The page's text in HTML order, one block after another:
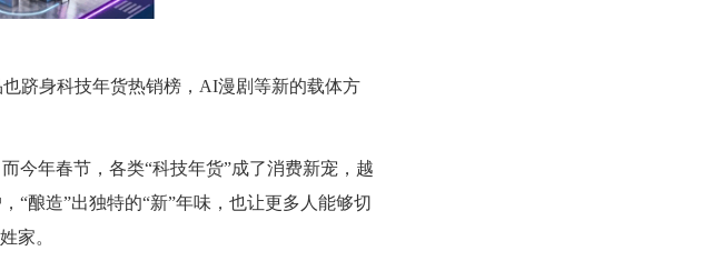
身科技年货热销榜，AI漫剧等新的载体方
年春节，各类“科技年货”成了消费新宠，越
“酿造”出独特的“新”年味，也让更多人能够切
家。